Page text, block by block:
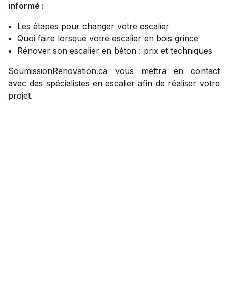
informé :
Les étapes pour changer votre escalier
Quoi faire lorsque votre escalier en bois grince
Rénover son escalier en béton : prix et techniques
SoumissionRenovation.ca vous mettra en contact
avec des spécialistes en escalier afin de réaliser votre
projet.